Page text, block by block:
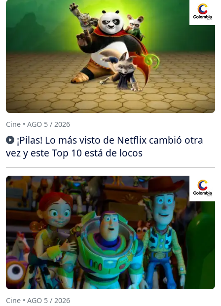
Cine • AGO 5 / 2026
¡Pilas! Lo más visto de Netflix cambió otra
vez y este Top 10 está de locos
Cine • AGO 5 / 2026